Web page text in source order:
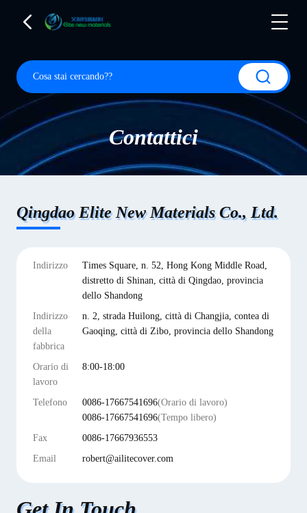
Contattici
Qingdao Elite New Materials Co., Ltd.
Indirizzo
Times Square, n. 52, Hong Kong Middle Road,
distretto di Shinan, città di Qingdao, provincia
dello Shandong
Indirizzo
della
fabbrica
n. 2, strada Huilong, città di Changjia, contea di
Gaoqing, città di Zibo, provincia dello Shandong
Orario di
lavoro
8:00-18:00
Telefono 0086-17667541696(Orario di lavoro)
0086-17667541696(Tempo libero)
Fax
0086-17667936553
Email
robert@ailitecover.com